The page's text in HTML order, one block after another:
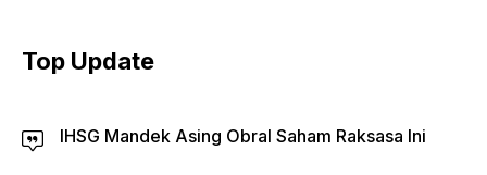
Top Update
IHSG Mandek Asing Obral Saham Raksasa Ini